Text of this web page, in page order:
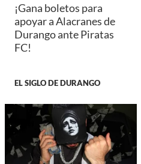
¡Gana boletos para
apoyar a Alacranes de
Durango ante Piratas
FC!
EL SIGLO DE DURANGO